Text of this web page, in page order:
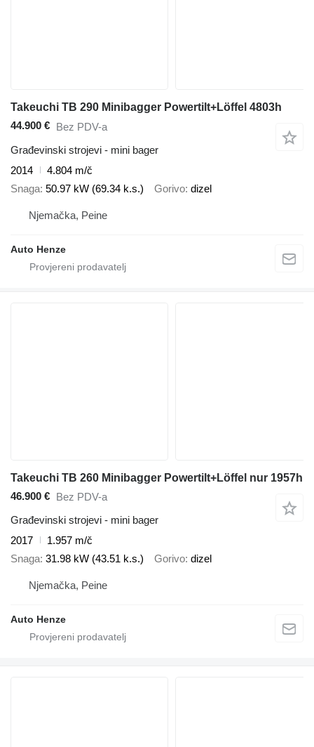
Takeuchi TB 290 Minibagger Powertilt+Löffel 4803h
44.900 € Bez PDV-a
Građevinski strojevi - mini bager
2014
4.804 m/č
Snaga 50.97 kW (69.34 k.s.) Gorivo dizel
Njemačka, Peine
Auto Henze
Takeuchi TB 260 Minibagger Powertilt+Löffel nur 1957h
46.900 € Bez PDV-a
Građevinski strojevi - mini bager
2017
1.957 m/č
Snaga 31.98 kW (43.51 k.s.) Gorivo dizel
Njemačka, Peine
Auto Henze